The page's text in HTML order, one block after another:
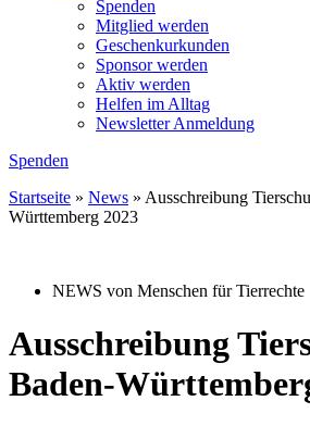
Spenden
Mitglied werden
Geschenkurkunden
Sponsor werden
Aktiv werden
Helfen im Alltag
Newsletter Anmeldung
Spenden
Startseite » News » Ausschreibung
Württemberg 2023
NEWS von Menschen für Tierrechte
Ausschreibung
Baden-